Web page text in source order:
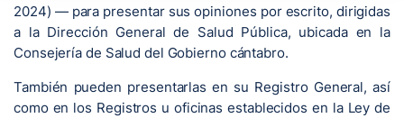
2024) — para presentar sus opiniones por escrito, dirigidas
a la Dirección General de Salud Pública, ubicada en la
Consejería de Salud del Gobierno cántabro.
También pueden presentarlas en su Registro General, así
como en los Registros u oficinas establecidos en la Ley de